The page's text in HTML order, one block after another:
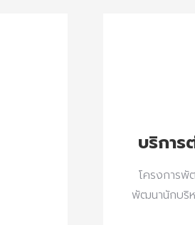
บริกา
โครงการ
พัฒนานักบริห